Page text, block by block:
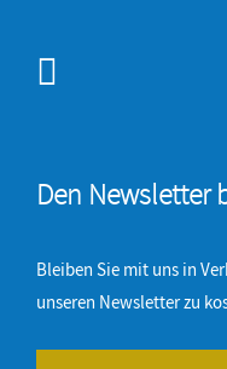
Den Newsletter
Bleiben Sie mit uns in
unseren Newsletter zu